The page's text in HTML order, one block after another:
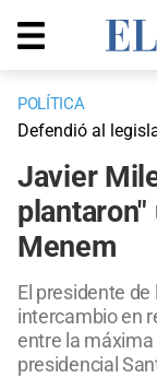
POLÍTICA
Defendió al
Javier
Menem
El presidente
intercambio en
entre la
presidencial